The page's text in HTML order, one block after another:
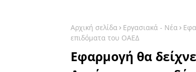
Αρχική σελίδα Εργασιακά - Νέα
επιδόματα του ΟΑΕΔ
Εφαρμογή θα